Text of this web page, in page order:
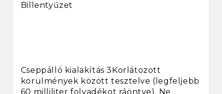
Billentyűzet
Cseppálló kialakítás 3Korlátozott
körülmények között tesztelve (legfeljebb
60 milliliter folyadékot ráöntve). Ne